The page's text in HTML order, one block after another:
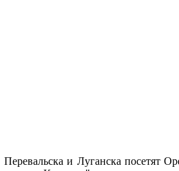
и Луганска посетят